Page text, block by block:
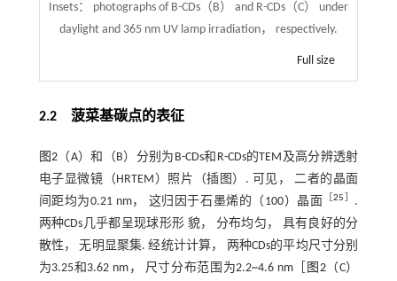
Insets： photographs of B-CDs（B） and R-CDs（C） under
daylight and 365 nm UV lamp irradiation， respectively.
Full size
2.2 菠菜基碳点的表征
图2（A）和（B）分别为B-CDs和R-CDs的TEM及高分辨透射
电子显微镜（HRTEM）照片（插图）. 可见， 二者的晶面
间距均为0.21 nm， 这归因于石墨烯的（100）晶面
［25
.
两种CDs几乎都呈现球形形 貌， 分布均匀， 具有良好的分
散性， 无明显聚集. 经统计计算， 两种CDs的平均尺寸分别
为3.25和3.62 nm， 尺寸分布范围为2.2~4.6 nm［
图2（C）